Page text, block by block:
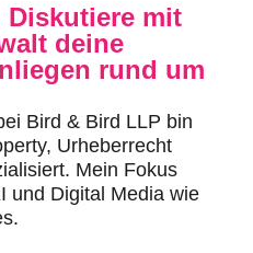
Diskutiere mit
deine
rund um
Bird & Bird LLP bin
Urheberrecht
Mein Fokus
und Digital Media wie